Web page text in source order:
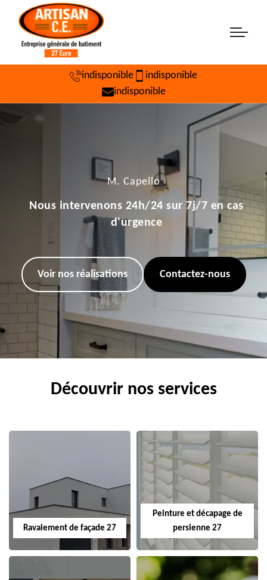
indisponible
indisponible
indisponible
M. Capello
Nous intervenons 24h/24 sur 7j/7 en cas
d'urgence
Voir nos réalisations Contactez-nous
Découvrir nos services
Ravalement de façade 27
Peinture et décapage de
persienne 27